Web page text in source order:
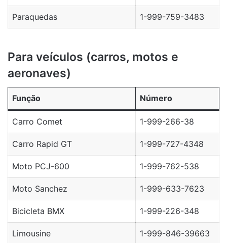
Paraquedas 1-999-759-3483
Para veículos (carros, motos e
aeronaves)
Função Número
Carro Comet 1-999-266-38
Carro Rapid GT 1-999-727-4348
Moto PCJ-600 1-999-762-538
Moto Sanchez 1-999-633-7623
Bicicleta BMX 1-999-226-348
Limousine 1-999-846-39663